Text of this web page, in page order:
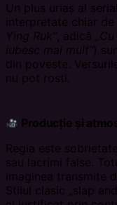
Un plus uriaș al
interpretate chiar
Ying Ruk”, adică
iubesc mai mult”)
din poveste.
nu pot rosti.
Producție și
Regia este
sau lacrimi false.
imaginea transmite
Stilul clasic „slap